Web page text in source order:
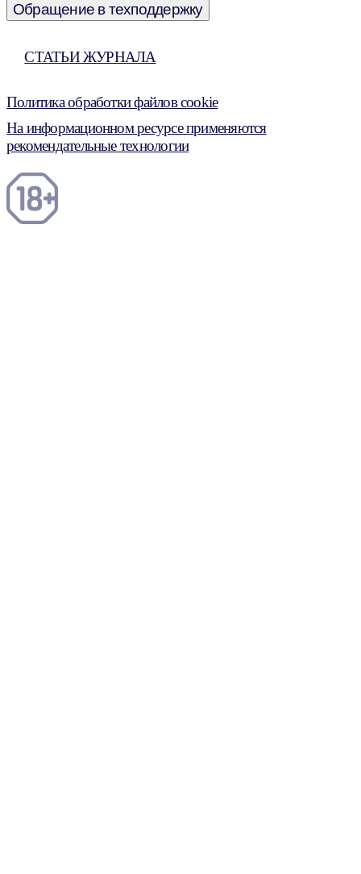
Обращение в техподдержку
СТАТЬИ ЖУРНАЛА
Политика обработки файлов cookie
На информационном ресурсе применяются
рекомендательные технологии